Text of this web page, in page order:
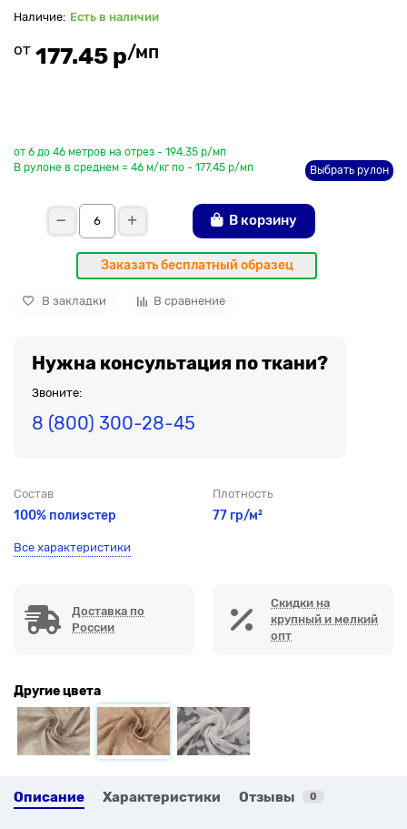
Есть в наличии
от 177.45 р/мп
от 6 до 46 метров на отрез - 194.35 р/мп
В рулоне в среднем = 46 м/кг по - 177.45 р/мп
Выбрать рулон
В корзину
Заказать бесплатный образец
В закладки В сравнение
Нужна консультация по ткани?
Звоните:
8 (800) 300-28-45
Состав
100% полиэстер
Плотность
77 гр/м²
Все характеристики
Доставка по
России
Скидки на
крупный и мелкий
опт
Другие цвета
Описание Характеристики Отзывы 0